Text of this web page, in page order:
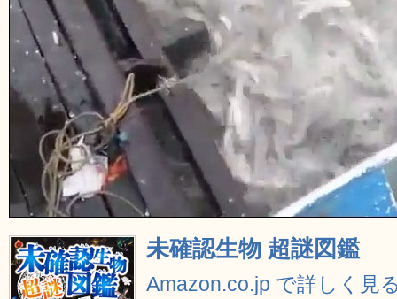
未確認生物 超謎図鑑
Amazon.co.jp で詳しく見